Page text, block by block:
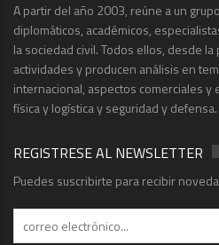
A partir del año 2003, reúne a un
diplomáticos, académicos,
la sociedad civil. Todos ellos, desde
actividades y producen análisis en
internacional, aspectos comerciales y
física y logística y seguridad y defensa.
REGISTRESE AL NEWSLETTER
Puedes suscribirte para recibir